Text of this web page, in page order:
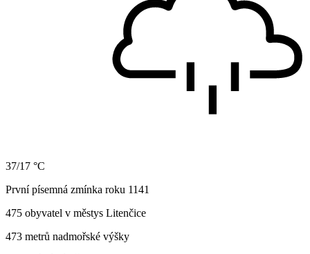
37/17 °C
První písemná zmínka roku 1141
475 obyvatel v městys Litenčice
473 metrů nadmořské výšky